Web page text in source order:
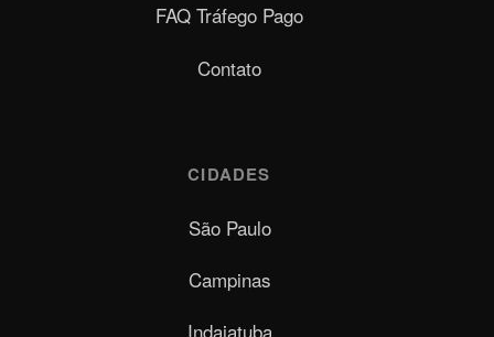
FAQ Tráfego Pago
Contato
CIDADES
São Paulo
Campinas
Indaiatuba